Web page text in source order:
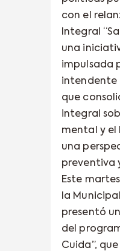
con el
Integral
una
impulsada
intendente
que
integral
mental y el
una
preventiva
Este
la
presentó
del
Cuida”,